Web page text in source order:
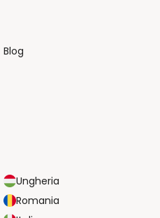
Ungheria
Romania
Blog